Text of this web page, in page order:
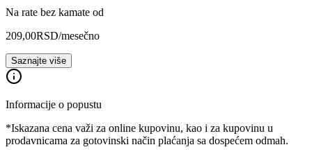
Na rate bez kamate od
209,00RSD/mesečno
Saznajte više
Informacije o popustu
*Iskazana cena važi za online kupovinu, kao i za kupovinu u
prodavnicama za gotovinski način plaćanja sa dospećem odmah.